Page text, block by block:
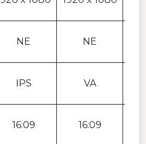
NE NE
IPS VA
16:09 16:09